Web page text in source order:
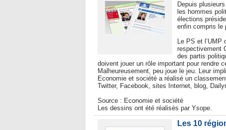
Depuis
les hommes
élections
enfin compris le
Le PS et l’UMP
respectivement
des partis
doivent jouer un rôle important pour rendre
Malheureusement, peu joue le jeu. Leur
Economie et société a réalisé un
Twitter, Facebook, sites Internet, blog,
Source : Economie et société
Les dessins ont été réalisés par Ysope.
Les 10